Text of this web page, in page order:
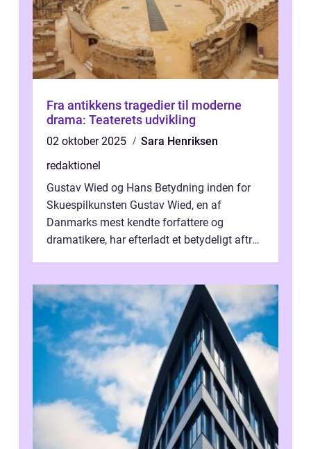
Fra antikkens tragedier til moderne
drama: Teaterets udvikling
02 oktober 2025
Sara Henriksen
redaktionel
Gustav Wied og Hans Betydning inden for
Skuespilkunsten Gustav Wied, en af
Danmarks mest kendte forfattere og
dramatikere, har efterladt et betydeligt aftryk